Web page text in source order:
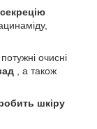
очисні
, а також
шкіру